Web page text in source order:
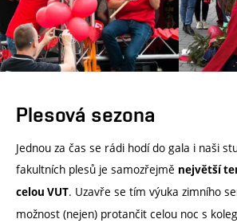
Plesová sezona
Jednou za čas se rádi hodí do gala i naši
fakultních plesů je samozřejmě největší
celou VUT. Uzavře se tím výuka zimního
možnost (nejen) protančit celou noc s